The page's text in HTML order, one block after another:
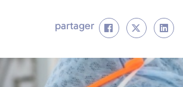
partager